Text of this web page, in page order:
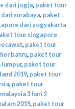
dari jogja, paket tour
surabaya, paket
dari yogyakarta
tour singapore
, paket tour
bahru, paket tour
, paket tour
2019, paket tour
, paket tour
3 hari 2
2019, paket tour